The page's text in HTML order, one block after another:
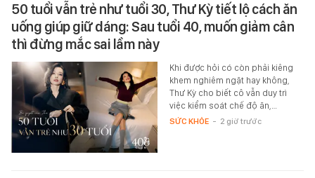
50 tuổi vẫn trẻ như tuổi 30, Thư Kỳ tiết lộ cách ăn
uống giúp giữ dáng: Sau tuổi 40, muốn giảm cân
thì đừng mắc sai lầm này
Khi được hỏi có còn phải kiêng
khem nghiêm ngặt hay không,
Thư Kỳ cho biết cô vẫn duy trì
việc kiểm soát chế độ ăn,…
SỨC KHỎE - 2 giờ trước